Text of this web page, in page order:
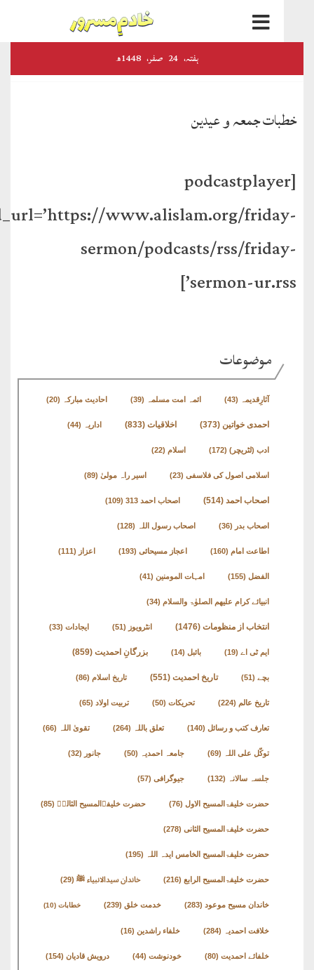
24 صفر‬،1448ھ
و
الفضل
انٹرنیشنل
اخبار
ھوالشافی
اسماعیل
دیگر
کتب
تعارف
’’پردہ‘‘
English
جمعہ و عیدین
feed_url=’https://www.alislam.org/
sermon/podcasts/rss/
sermon-
موضوعات
(43) ائمہ امت مسلمہ(39) احادیث مبارکہ(20)
احمدی خواتین(373) اخلاقیات (833) اداریہ
ادب (لٹریچر)(172) اسلام
اسلامی اصول کی فلاسفی(23) اسیر راہ مولیٰ (89)
اصحاب احمد(514) اصحاب احمد 313 (109)
اصحاب بدر(36) اصحاب رسول اللہ (128)
اطاعت امام(160) اعجاز مسیحائی (193) اعزاز
امہات المومنین(41)
انبیائے کرام علیھم الصلوٰۃ والسلام(34)
انتخاب از منظومات(1476) انٹرویوز ایجادات
(19) بائبل بزرگانِ احمدیت(859)
تاریخ احمدیت(551) تاریخ اسلام(86)
تاریخ عالم(224) تحریکات (50) تربیت اولاد(65)
تعارف کتب و رسائل(140) تعلق باللہ(264) تقویٰ اللہ(66)
توکّل علی اللہ (69) جامعہ احمدیہ(50) جانور
جلسہ سالانہ(132) جیوگرافی(57)
حضرت خلیفۃالمسیح الاول(76) حضرت خلیفۃالمسیح الثالثؒ(85)
حضرت خلیفۃالمسیح الثانی(278)
حضرت خلیفۃالمسیح الخامس ایدہ اللہ (195)
حضرت خلیفۃالمسیح الرابع(216) خاندان سیدالانبیاء ﷺ(29)
خاندان مسیح موعود(283) خدمت خلق(239) خطابات
خلافت احمدیہ(284) خلفاء راشدین(16)
خلفائے احمدیت (80) خودنوشت(44) درویش قادیان(154)